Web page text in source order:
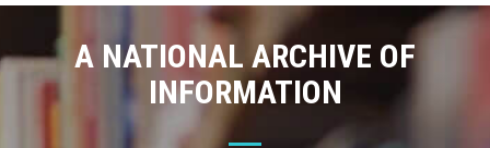
A NATIONAL ARCHIVE OF
INFORMATION